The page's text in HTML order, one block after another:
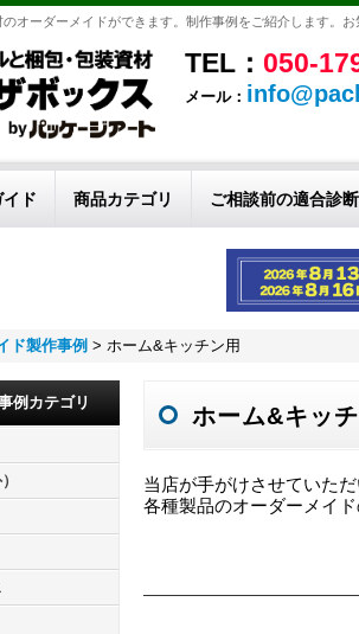
オーダーメイドができます。制作事例をご紹介します。お
TEL： 050-
メール：
ド 商品カテゴリ ご相談前の適合診断
ド製作事例 > ホーム&キッチン用
例カテゴリ
ホーム&キッ
当店が手がけさせていた
各種製品のオーダーメイド